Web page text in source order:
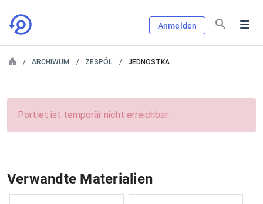
Anmelden
ARCHIWUM ZESPÓŁ JEDNOSTKA
Portlet ist temporär nicht erreichbar.
Verwandte Materialien